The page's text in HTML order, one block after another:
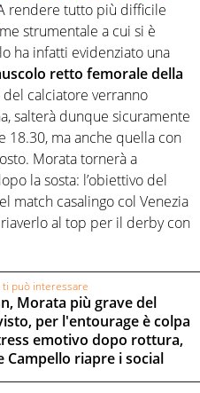
rendere tutto più difficile
strumentale a cui si è
ha infatti evidenziato una
retto femorale della
calciatore verranno
salterà dunque sicuramente
18.30, ma anche quella con
Morata tornerà a
la sosta: l’obiettivo del
match casalingo col Venezia
al top per il derby con
ti può interessare
Morata più grave del
per l'entourage è colpa
emotivo dopo rottura,
Campello riapre i social